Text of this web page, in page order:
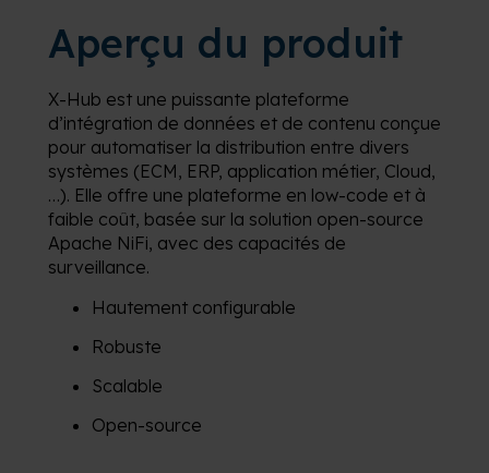
Aperçu du produit
X-Hub est une puissante plateforme
d’intégration de données et de contenu conçue
pour automatiser la distribution entre divers
systèmes (ECM, ERP, application métier, Cloud,
…). Elle offre une plateforme en low-code et à
faible coût, basée sur la solution open-source
Apache NiFi, avec des capacités de
surveillance.
Hautement configurable
Robuste
Scalable
Open-source